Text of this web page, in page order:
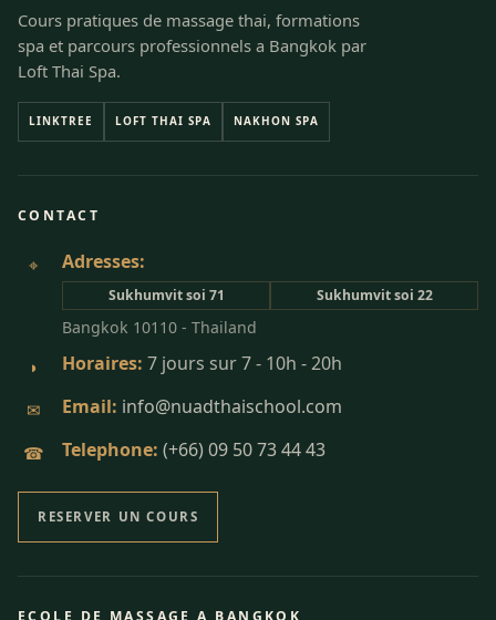
Cours pratiques de massage thai, formations
spa et parcours professionnels a Bangkok par
Loft Thai Spa.
LINKTREE LOFT THAI SPA NAKHON SPA
CONTACT
⌖ Adresses:
Sukhumvit soi 71 Sukhumvit soi 22
Bangkok 10110 - Thailand
◗ Horaires: 7 jours sur 7 - 10h - 20h
✉ Email: info@nuadthaischool.com
☎ Telephone: (+66) 09 50 73 44 43
RESERVER UN COURS
ECOLE DE MASSAGE A BANGKOK